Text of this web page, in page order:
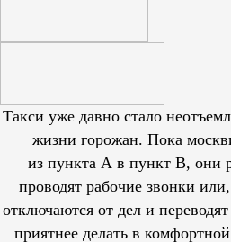
Такси уже давно стало
жизни горожан. Пока
из пункта А в пункт В, они
проводят рабочие звонки
отключаются от дел и
приятнее делать в